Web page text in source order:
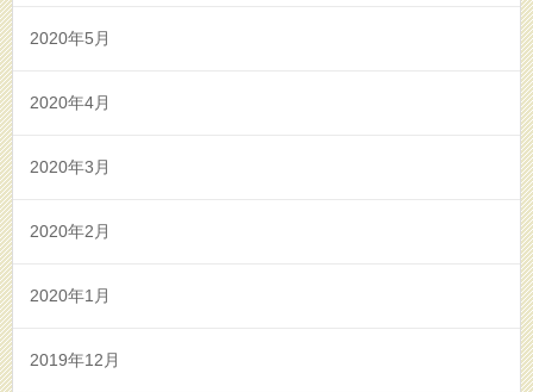
2020年5月
2020年4月
2020年3月
2020年2月
2020年1月
2019年12月